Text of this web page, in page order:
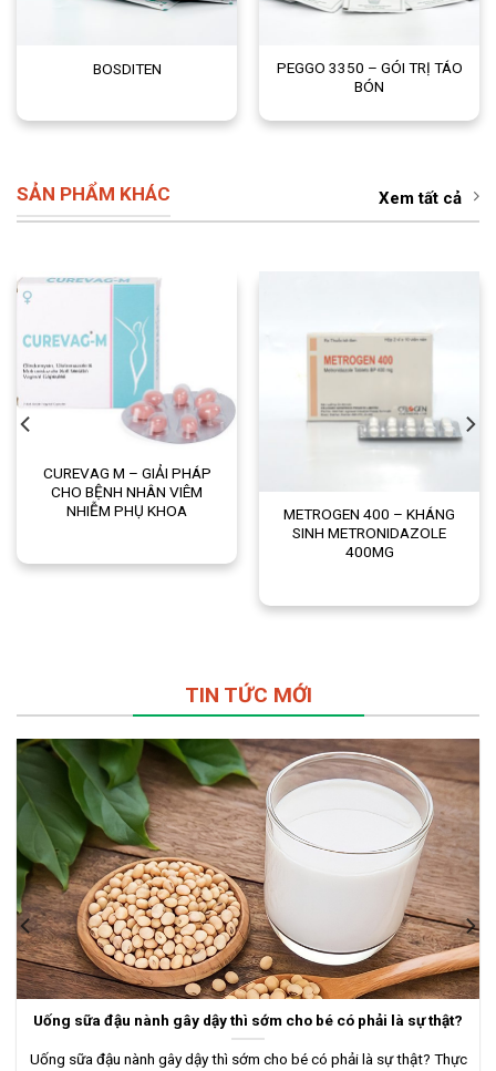
BOSDITEN
PEGGO 3350 – GÓI TRỊ TÁO
BÓN
SẢN PHẨM KHÁC Xem tất cả
CUREVAG M – GIẢI PHÁP
CHO BỆNH NHÂN VIÊM
NHIỄM PHỤ KHOA
METROGEN 400 – KHÁNG
SINH METRONIDAZOLE
400MG
TIN TỨC MỚI
Uống sữa đậu nành gây dậy thì sớm cho bé có phải là sự thật?
Uống sữa đậu nành gây dậy thì sớm cho bé có phải là sự thật? Thực